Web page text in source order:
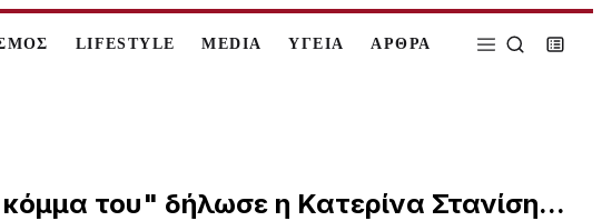
LIFESTYLE MEDIA ΥΓΕΙΑ ΑΡΘΡΑ
του" δήλωσε η Κατερίνα Στανίση...